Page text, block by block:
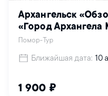
Архангельск
«Город
Помор-Тур
Ближайшая дата: 10
1 900 ₽